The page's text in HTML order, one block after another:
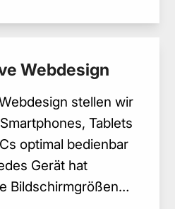
Webdesign
stellen wir
Tablets
optimal bedienbar
Gerät hat
Bildschirmgrößen…